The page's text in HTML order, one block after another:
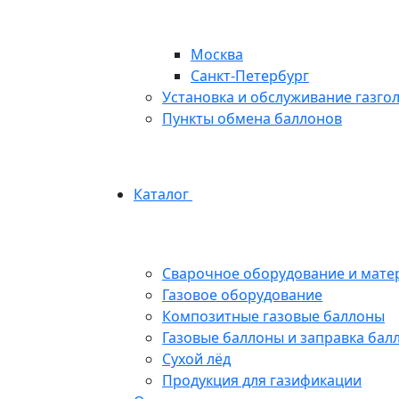
Москва
Санкт-Петербург
Установка и обслуживание
Пункты обмена баллонов
Каталог
Сварочное оборудование и
Газовое оборудование
Композитные газовые баллоны
Газовые баллоны и заправка
Сухой лёд
Продукция для газификации